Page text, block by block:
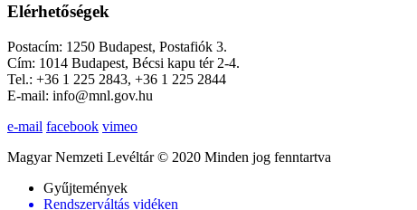
Elérhetőségek
Postacím: 1250 Budapest, Postafiók 3.
Cím: 1014 Budapest, Bécsi kapu tér 2-4.
Tel.: +36 1 225 2843, +36 1 225 2844
E-mail: info@mnl.gov.hu
e-mail facebook vimeo
Magyar Nemzeti Levéltár © 2020 Minden jog fenntartva
Gyűjtemények
Rendszerváltás vidéken